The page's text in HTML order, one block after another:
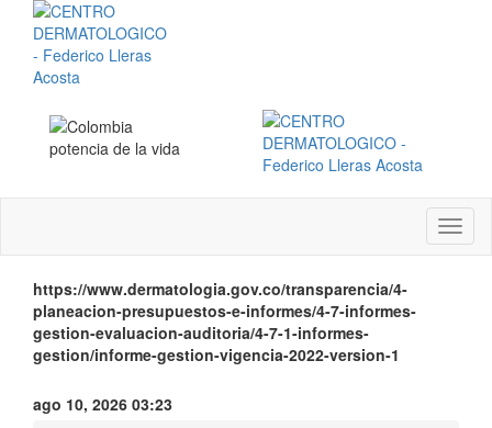
Menú
https://www.dermatologia.gov.co/transparencia/4-
planeacion-presupuestos-e-informes/4-7-informes-
gestion-evaluacion-auditoria/4-7-1-informes-
gestion/informe-gestion-vigencia-2022-version-1
ago 10, 2026 03:23